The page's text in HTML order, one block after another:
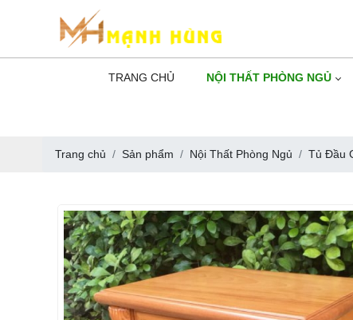
TRANG CHỦ NỘI THẤT PHÒNG NGỦ
Trang chủ Sản phẩm Nội Thất Phòng Ngủ Tủ Đầu